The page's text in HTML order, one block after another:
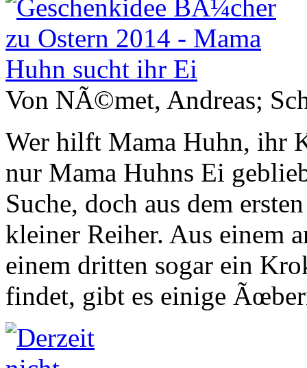
Von NÃ©met, Andreas;
Wer hilft Mama Huhn, ihr
nur Mama Huhns Ei
Suche, doch aus dem
kleiner Reiher. Aus einem
einem dritten sogar ein
findet, gibt es einige